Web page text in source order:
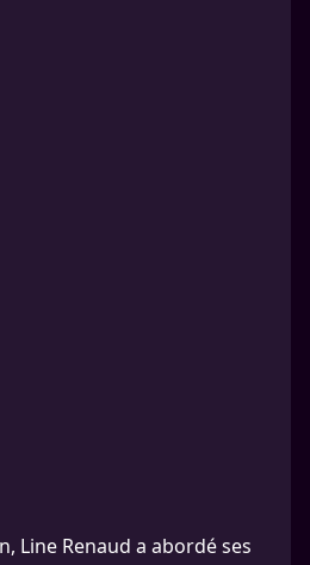
Line Renaud a abordé ses